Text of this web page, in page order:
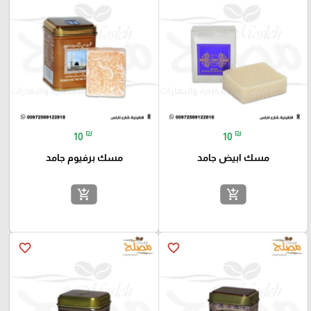
10 ₪
مسك ابيض جامد
add_shopping_cart
10 ₪
مسك برفيوم جامد
add_shopping_cart
favorite_border
favorite_border